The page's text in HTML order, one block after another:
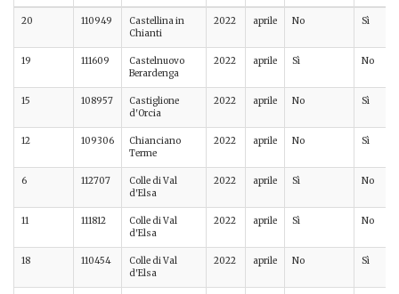
20 110949
Castellina in
Chianti
2022 aprile No Sì
19 111609
Castelnuovo
Berardenga
2022 aprile Sì No
15 108957
Castiglione
d'Orcia
2022 aprile No Sì
12 109306
Chianciano
Terme
2022 aprile No Sì
6 112707
Colle di Val
d'Elsa
2022 aprile Sì No
11 111812
Colle di Val
d'Elsa
2022 aprile Sì No
18 110454
Colle di Val
d'Elsa
2022 aprile No Sì